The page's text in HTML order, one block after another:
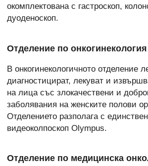
окомплектована с гастроскоп,
дуоденоскоп.
Отделение по онкогинекология
В онкогинекологичното отделение
диагностицират, лекуват и
на лица със злокачествени и
заболявания на женските полови
Отделението разполага с
видеоколпоскоп Olympus.
Отделение по медицинска